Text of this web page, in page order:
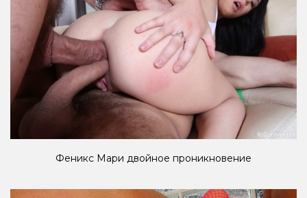
Феникс Мари двойное проникновение